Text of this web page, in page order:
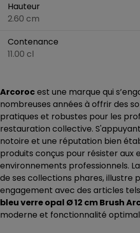
Hauteur
2.60 cm
Contenance
11.00 cl
Arcorocest une marque qui
nombreuses années à offrir des
pratiques et robustes pour les
restauration collective.
notoire et une réputation bien
produits conçus pour résister aux
environnements professionnels. La
de ses collections phares, illustre
engagement avec des articles
bleu verre opal Ø 12 cm Brush
moderne et fonctionnalité